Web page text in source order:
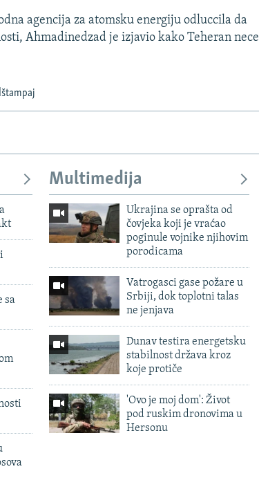
agencija za atomsku energiju odluccila da
Ahmadinedzad je izjavio kako Teheran nece
sa
Multimedija
Ukrajina se oprašta od
čovjeka koji je vraćao
poginule vojnike njihovim
porodicama
Vatrogasci gase požare u
Srbiji, dok toplotni talas
ne jenjava
Dunav testira energetsku
stabilnost država kroz
koje protiče
'Ovo je moj dom': Život
pod ruskim dronovima u
Hersonu